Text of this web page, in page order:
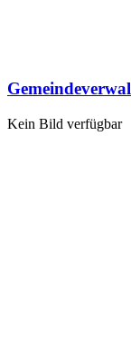
Kein Bild verfügbar